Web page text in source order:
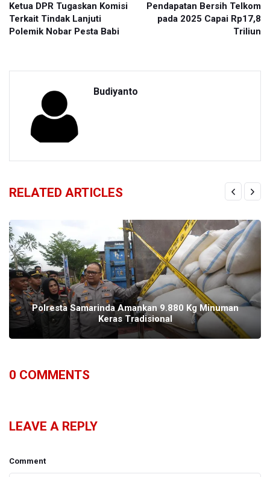
Ketua DPR Tugaskan Komisi
Terkait Tindak Lanjuti
Polemik Nobar Pesta Babi
Pendapatan Bersih Telkom
pada 2025 Capai Rp17,8
Triliun
Budiyanto
RELATED ARTICLES
Polresta Samarinda Amankan 9.880 Kg Minuman
Keras Tradisional
0 COMMENTS
LEAVE A REPLY
Comment